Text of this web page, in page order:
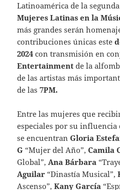
Latinoamérica de la
Mujeres Latinas en la
más grandes serán
contribuciones únicas este
2024 con transmisión en
Entertainment de la
de las artistas más
de las7PM.
Entre las mujeres que
especiales por su
se encuentranGloria
G “Mujer del Año”,Camila
Global”,Ana Bárbara
Aguilar “Dinastía Musical”,
Ascenso”,Kany García